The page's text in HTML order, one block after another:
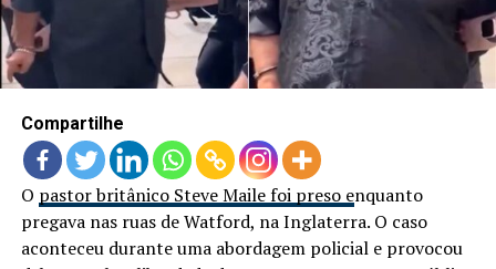
Compartilhe
O pastor britânico Steve Maile foi preso enquanto
pregava nas ruas de Watford, na Inglaterra. O caso
aconteceu durante uma abordagem policial e provocou